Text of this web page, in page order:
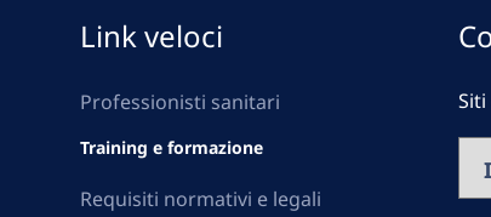
Link veloci
Professionisti sanitari
Training e formazione
Requisiti normativi e legali